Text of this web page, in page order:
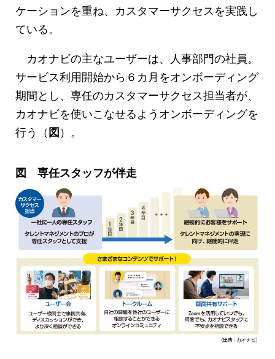
ケーションを重ね、カスタマーサクセスを実践し
ている。
カオナビの主なユーザーは、人事部門の社員。
サービス利用開始から６カ月をオンボーディング
期間とし、専任のカスタマーサクセス担当者が、
カオナビを使いこなせるようオンボーディングを
行う（図）。
図 専任スタッフが伴走